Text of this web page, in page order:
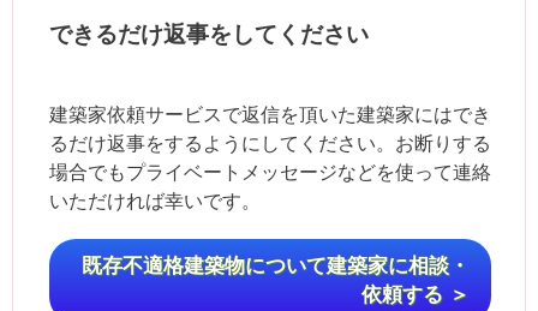
できるだけ返事をしてください
建築家依頼サービスで返信を頂いた建築家にはでき
るだけ返事をするようにしてください。お断りする
場合でもプライベートメッセージなどを使って連絡
いただければ幸いです。
既存不適格建築物について建築家に相談・
依頼する ＞